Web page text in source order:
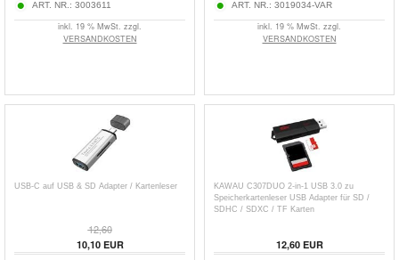
ART. NR.: 3003611
inkl. 19 % MwSt. zzgl.
VERSANDKOSTEN
ART. NR.: 3019034-VAR
inkl. 19 % MwSt. zzgl.
VERSANDKOSTEN
USB-C auf USB & SD Adapter / Kartenleser
12,60
10,10EUR
KAWAU C307DUO 2-in-1 USB 3.0 zu
Speicherkartenleser USB Adapter für SD /
SDHC / SDXC / TF Karten
12,60EUR